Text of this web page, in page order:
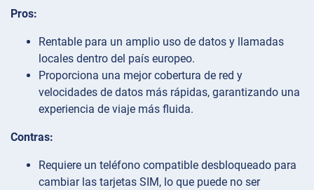
Pros:
Rentable para un amplio uso de datos y llamadas
locales dentro del país europeo.
Proporciona una mejor cobertura de red y
velocidades de datos más rápidas, garantizando una
experiencia de viaje más fluida.
Contras:
Requiere un teléfono compatible desbloqueado para
cambiar las tarjetas SIM, lo que puede no ser